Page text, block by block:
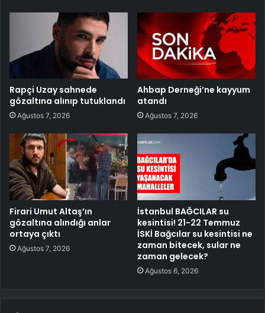
Rapçi Uzay sahnede
gözaltına alınıp tutuklandı
Ağustos 7, 2026
Ahbap Derneği’ne kayyum
atandı
Ağustos 7, 2026
Firari Umut Altaş’ın
gözaltına alındığı anlar
ortaya çıktı
Ağustos 7, 2026
İstanbul BAĞCILAR su
kesintisi! 21-22 Temmuz
İSKİ Bağcılar su kesintisi ne
zaman bitecek, sular ne
zaman gelecek?
Ağustos 6, 2026